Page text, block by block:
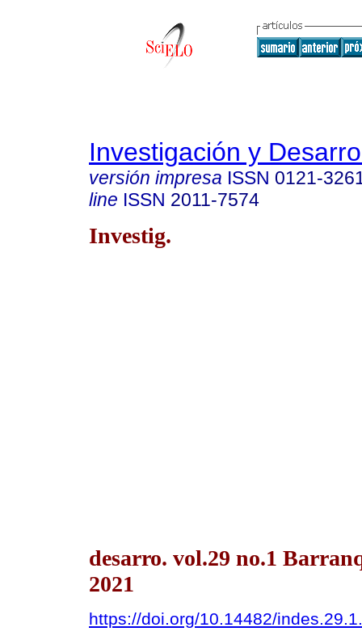
Investigación y
versión impresa ISSN 0121-
line ISSN 2011-7574
Investig.
desarro. vol.29 no.1
2021
https://doi.org/10.14482/